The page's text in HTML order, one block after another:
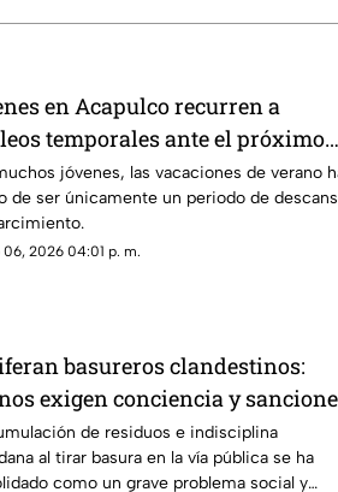
en Acapulco recurren a
temporales ante el próximo
escolarjóvenes, las vacaciones de verano
de ser únicamente un periodo de
06, 2026 04:01 p. m.
basureros clandestinos:
exigen conciencia y
estrictasde residuos e indisciplina
al tirar basura en la vía pública se ha
como un grave problema social y